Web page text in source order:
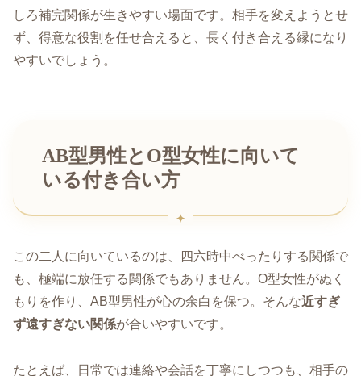
しろ補完関係が生きやすい場面です。相手を変えようとせ
ず、得意な役割を任せ合えると、長く付き合える縁になり
やすいでしょう。
AB型男性とO型女性に向いて
いる付き合い方
この二人に向いているのは、四六時中べったりする関係で
も、極端に放任する関係でもありません。O型女性がぬく
もりを作り、AB型男性が心の余白を保つ。そんな近すぎ
ず遠すぎない関係が合いやすいです。
たとえば、日常では連絡や会話を丁寧にしつつも、相手の